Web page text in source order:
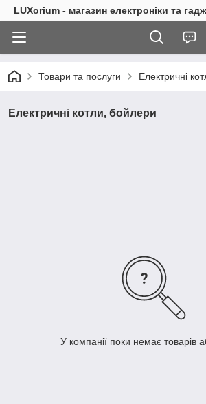
LUXorium - магазин електроніки та
Товари та послуги Електричні
Електричні котли, бойлери
У компанії поки немає товарів